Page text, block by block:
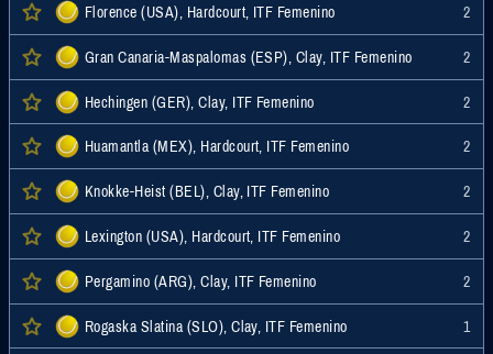
Florence (USA), Hardcourt, ITF Femenino 2
Gran Canaria-Maspalomas (ESP), Clay, ITF Femenino 2
Hechingen (GER), Clay, ITF Femenino 2
Huamantla (MEX), Hardcourt, ITF Femenino 2
Knokke-Heist (BEL), Clay, ITF Femenino 2
Lexington (USA), Hardcourt, ITF Femenino 2
Pergamino (ARG), Clay, ITF Femenino 2
Rogaska Slatina (SLO), Clay, ITF Femenino 1